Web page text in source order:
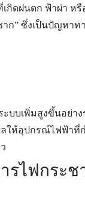
กิดฝนตก ฟ้าผ่า
าก” ซึ่งเป็นปัญห
บบเพิ่มสูงขึ้นอย่
ลให้อุปกรณ์ไฟฟ้
รไฟกระช